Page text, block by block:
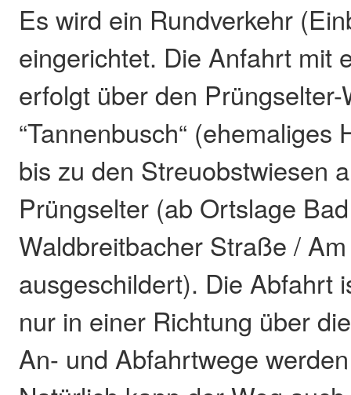
Es wird ein Rundverkehr
eingerichtet. Die Anfahrt mit
erfolgt über den
“Tannenbusch“ (ehemaliges
bis zu den Streuobstwiesen
Prüngselter (ab Ortslage
Waldbreitbacher Straße /
ausgeschildert). Die Abfahrt
nur in einer Richtung über
An- und Abfahrtwege